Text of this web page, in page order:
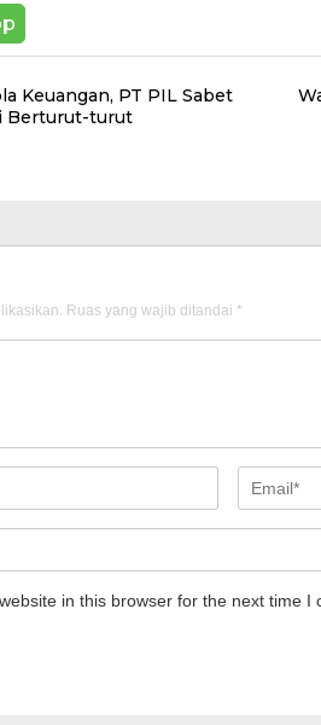
Keuangan, PT PIL Sabet
Berturut-turut
Ruas yang wajib ditandai *
in this browser for the next time I